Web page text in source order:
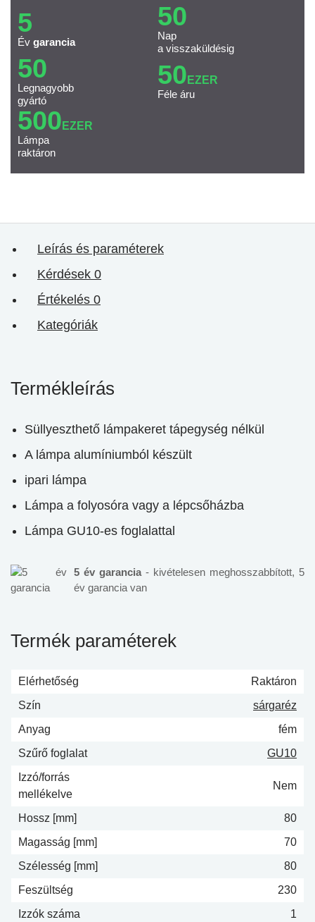
5
Év garancia
50
Nap
a visszaküldésig
50
Legnagyobb
gyártó
50 EZER
Féle áru
500 EZER
Lámpa
raktáron
Leírás és paraméterek
Kérdések 0
Értékelés 0
Kategóriák
Termékleírás
Süllyeszthető lámpakeret tápegység nélkül
A lámpa alumíniumból készült
ipari lámpa
Lámpa a folyosóra vagy a lépcsőházba
Lámpa GU10-es foglalattal
5 év garancia - kivételesen meghosszabbított, 5
év garancia van
Termék paraméterek
Elérhetőség
Raktáron
Szín
sárgaréz
Anyag
fém
Szűrő foglalat
GU10
Izzó/forrás
mellékelve
Nem
Hossz [mm]
80
Magasság [mm]
70
Szélesség [mm]
80
Feszültség
230
Izzók száma
1